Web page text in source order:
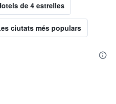
de 4 estrelles
ciutats més populars